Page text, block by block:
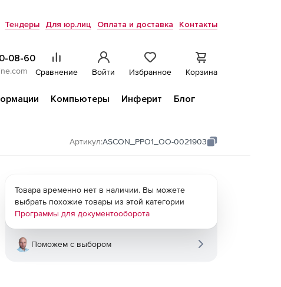
Тендеры Для юр.лиц Оплата и доставка Контакты
08-60
Сравнение Войти Избранное Корзина
Компьютеры Инферит
Блог
Артикул:ASCON_PPO1_ОО-0021903
Товара временно нет в наличии. Вы можете
выбрать похожие товары из этой категории
Программы для документооборота
Поможем с выбором